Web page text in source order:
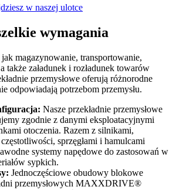
w naszej ulotce
wymagania
magazynowanie, transportowanie,
także załadunek i rozładunek towarów
przemysłowe oferują różnorodne
odpowiadają potrzebom przemysłu.
Nasze przekładnie przemysłowe
zgodnie z danymi eksploatacyjnymi
otoczenia. Razem z silnikami,
sprzęgłami i hamulcami
systemy napędowe do zastosowań w
sypkich.
Jednoczęściowe obudowy blokowe
przemysłowych MAXXDRIVE®